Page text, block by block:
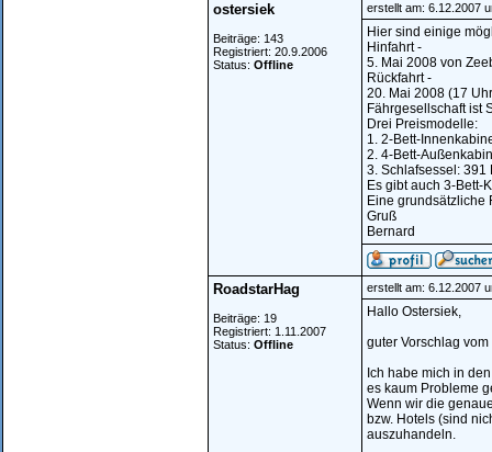
ostersiek
Beiträge: 143
Registriert: 20.9.2006
Status: Offline
erstellt am: 6.12.2007
Hier sind einige
Hinfahrt -
5. Mai 2008 von
Rückfahrt -
20. Mai 2008 (17
Fährgesellschaft ist
Drei Preismodelle:
1. 2-Bett-
2. 4-Bett-
3. Schlafsessel: 391
Es gibt auch 3-Bett-
Eine grundsätzliche
Gruß
Bernard
RoadstarHag
Beiträge: 19
Registriert: 1.11.2007
Status: Offline
erstellt am: 6.12.2007
Hallo Ostersiek,
guter Vorschlag
Ich habe mich in
es kaum Probleme
Wenn wir die
bzw. Hotels (sind
auszuhandeln.